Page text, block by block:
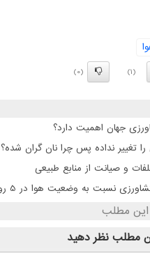
(1)
(0)
جهان اهمیت دارد؟
تغییر نداده پس چرا نان گران شده؟
و صیانت از منابع طبیعی
نسبت به وضعیت هوا در 5 روز آینده
این مطلب
مطلب نظر دهید